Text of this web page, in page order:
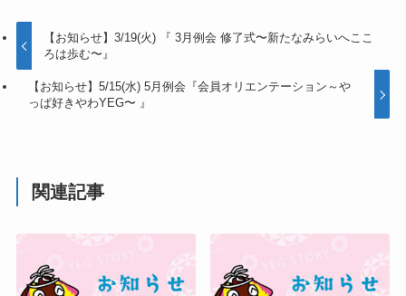
【お知らせ】3/19(火) 『 3月例会 修了式〜新たなみらいへここ
ろは歩む〜』
【お知らせ】5/15(水) 5月例会『会員オリエンテーション～や
っぱ好きやわYEG〜 』
関連記事